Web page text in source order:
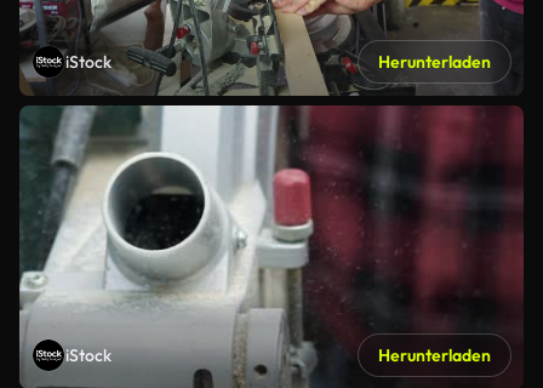
iStock Herunterladen
iStock Herunterladen